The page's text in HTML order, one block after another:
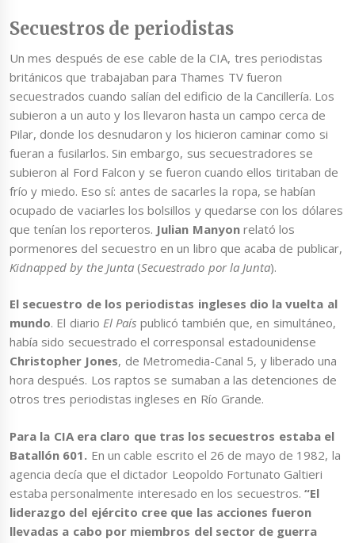
Secuestros de periodistas
Un mes después de ese cable de la CIA, tres periodistas
británicos que trabajaban para Thames TV fueron
secuestrados cuando salían del edificio de la Cancillería. Los
subieron a un auto y los llevaron hasta un campo cerca de
Pilar, donde los desnudaron y los hicieron caminar como si
fueran a fusilarlos. Sin embargo, sus secuestradores se
subieron al Ford Falcon y se fueron cuando ellos tiritaban de
frío y miedo. Eso sí: antes de sacarles la ropa, se habían
ocupado de vaciarles los bolsillos y quedarse con los dólares
que tenían los reporteros. Julian Manyonrelató los
pormenores del secuestro en un libro que acaba de publicar,
Kidnapped by the Junta(Secuestrado por la Junta).
El secuestro de los periodistas ingleses dio la vuelta al
mundo. El diario El País publicó también que, en simultáneo,
había sido secuestrado el corresponsal estadounidense
Christopher Jones, de Metromedia-Canal 5, y liberado una
hora después. Los raptos se sumaban a las detenciones de
otros tres periodistas ingleses en Río Grande.
Para la CIA era claro que tras los secuestros estaba el
Batallón 601. En un cable escrito el 26 de mayo de 1982, la
agencia decía que el dictador Leopoldo Fortunato Galtieri
estaba personalmente interesado en los secuestros. “El
liderazgo del ejército cree que las acciones fueron
llevadas a cabo por miembros del sector de guerra